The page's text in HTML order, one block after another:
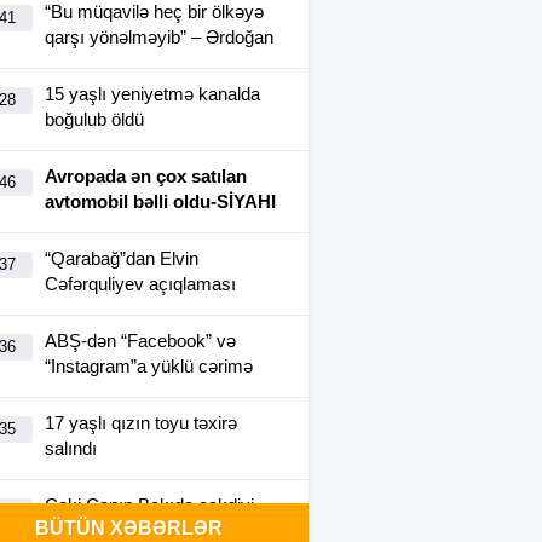
“Bu müqavilə heç bir ölkəyə
qarşı yönəlməyib” – Ərdoğan
15 yaşlı yeniyetmə kanalda
boğulub öldü
Avropada ən çox satılan
avtomobil bəlli oldu-SİYAHI
“Qarabağ”dan Elvin
Cəfərquliyev açıqlaması
ABŞ-dən “Facebook” və
“Instagram”a yüklü cərimə
17 yaşlı qızın toyu təxirə
salındı
Ceki Çanın Bakıda çəkdiyi
filmə görə Azərbaycan 1
BÜTÜN XƏBƏRLƏR